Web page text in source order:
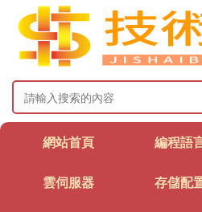
網站首頁 編程語
雲伺服器 存儲配